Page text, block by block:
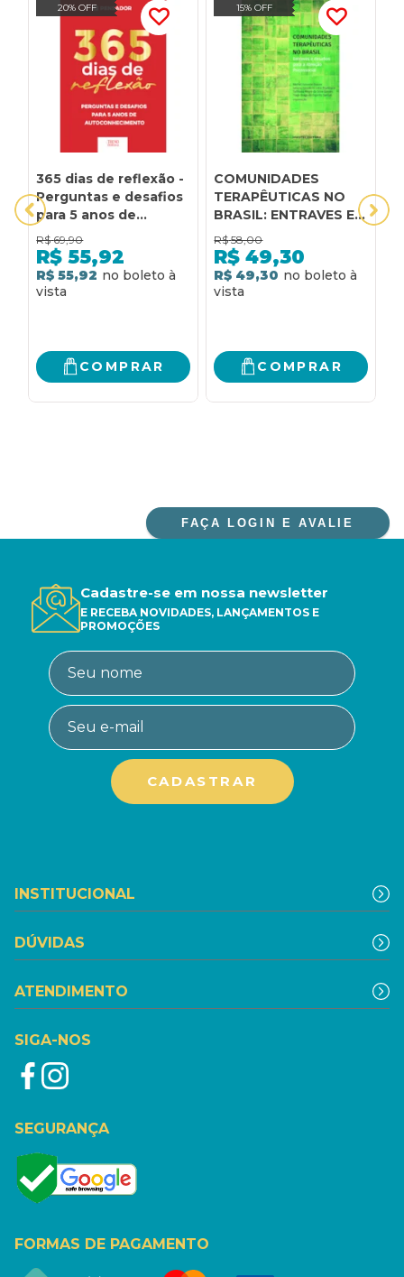
20% OFF
365 dias de reflexão -
Perguntas e desafios
para 5 anos de
autoconhecimento:
Perguntas e desafios
para 5 anos de
autoconhecimento
R$ 69,90
R$ 55,92
R$ 55,92
COMPRAR
15% OFF
COMUNIDADES
TERAPÊUTICAS NO
BRASIL: ENTRAVES E
DESAFIOS PARA A
ATENÇÃO
PSICOSSOCIAL
R$ 58,00
R$ 49,30
R$ 49,30
COMPRAR
FAÇA LOGIN E AVALIE
Cadastre-se em nossa newsletter
E RECEBA NOVIDADES, LANÇAMENTOS E
PROMOÇÕES
INSTITUCIONAL
DÚVIDAS
ATENDIMENTO
SIGA-NOS
SEGURANÇA
FORMAS DE PAGAMENTO